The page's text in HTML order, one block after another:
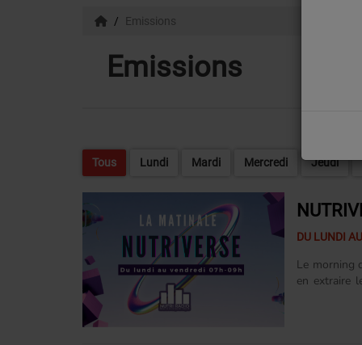
Emissions
Emissions
Tous Lundi Mardi Mercredi Jeudi
DU LUNDI
Le morning
en extraire